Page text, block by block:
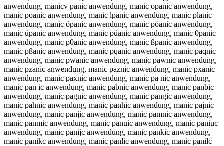
anwendung, manicv panic anwendung, manic opanic anwendung,
manic poanic anwendung, manic lpanic anwendung, manic planic
anwendung, manic öpanic anwendung, manic pöanic anwendung,
manic üpanic anwendung, manic püanic anwendung, manic 0panic
anwendung, manic p0anic anwendung, manic ßpanic anwendung,
manic pßanic anwendung, manic pqanic anwendung, manic paqnic
anwendung, manic pwanic anwendung, manic pawnic anwendung,
manic pzanic anwendung, manic paznic anwendung, manic pxanic
anwendung, manic paxnic anwendung, manic pa nic anwendung,
manic pan ic anwendung, manic pabnic anwendung, manic panbic
anwendung, manic pagnic anwendung, manic pangic anwendung,
manic pahnic anwendung, manic panhic anwendung, manic pajnic
anwendung, manic panjic anwendung, manic pamnic anwendung,
manic panmic anwendung, manic panuic anwendung, manic paniuc
anwendung, manic panijc anwendung, manic pankic anwendung,
manic panikc anwendung, manic panlic anwendung, manic panilc